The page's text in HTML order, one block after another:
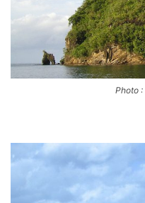
Photo :